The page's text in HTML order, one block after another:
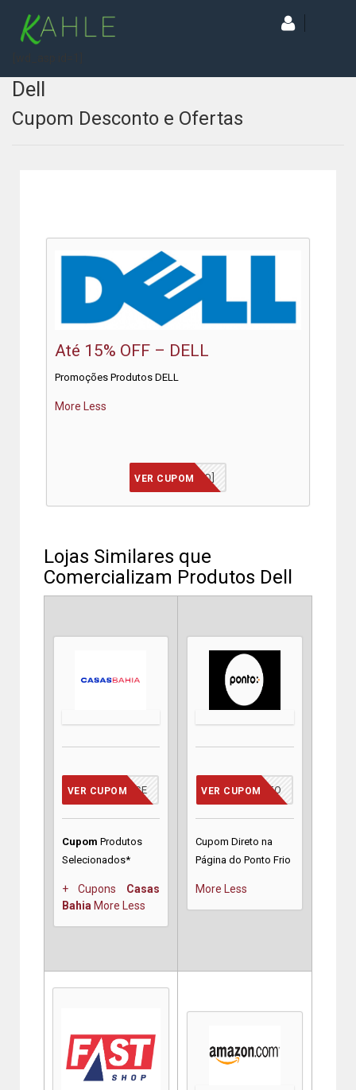
Dell
Cupom Desconto e Ofertas
Até 15% OFF – DELL
Promoções Produtos DELL
More Less
[JÁ INCLUSO]
VER CUPOM
Lojas Similares que
Comercializam Produtos Dell
VCMERECE
VER CUPOM
Cupom Produtos
Selecionados*
+ Cupons Casas
Bahia More Less
PONTO
VER CUPOM
Cupom Direto na
Página do Ponto Frio
More Less